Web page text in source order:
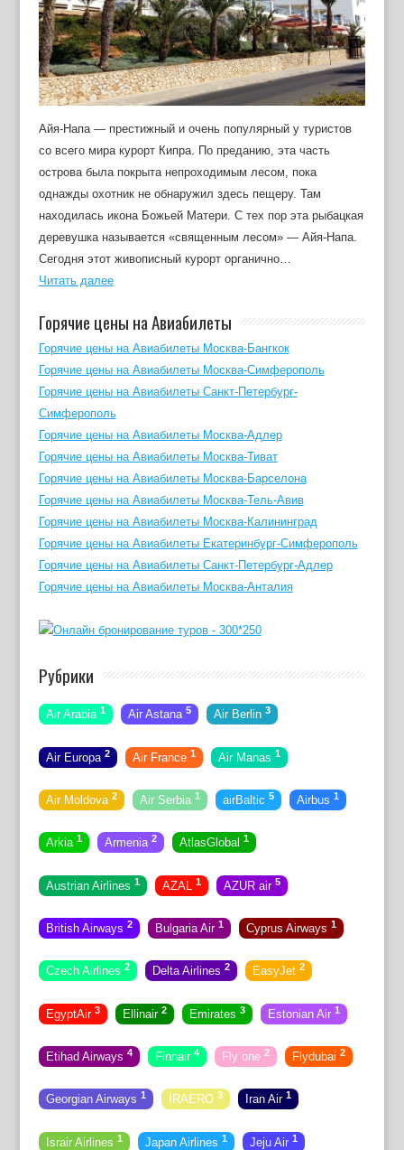
Айя-Напа — престижный и очень популярный у туристов
со всего мира курорт Кипра. По преданию, эта часть
острова была покрыта непроходимым лесом, пока
однажды охотник не обнаружил здесь пещеру. Там
находилась икона Божьей Матери. С тех пор эта рыбацкая
деревушка называется «священным лесом» — Айя-Напа.
Сегодня этот живописный курорт органично…
Читать далее
Горячие цены на Авиабилеты
Горячие цены на Авиабилеты Москва-Бангкок
Горячие цены на Авиабилеты Москва-Симферополь
Горячие цены на Авиабилеты Санкт-Петербург-
Симферополь
Горячие цены на Авиабилеты Москва-Адлер
Горячие цены на Авиабилеты Москва-Тиват
Горячие цены на Авиабилеты Москва-Барселона
Горячие цены на Авиабилеты Москва-Тель-Авив
Горячие цены на Авиабилеты Москва-Калининград
Горячие цены на Авиабилеты Екатеринбург-Симферополь
Горячие цены на Авиабилеты Санкт-Петербург-Адлер
Горячие цены на Авиабилеты Москва-Анталия
Рубрики
Air Arabia 1 Air Astana 5 Air Berlin 3
Air Europa 2 Air France 1 Air Manas 1
Air Moldova 2 Air Serbia 1 airBaltic 5 Airbus 1
Arkia 1 Armenia 2 AtlasGlobal 1
Austrian Airlines 1 AZAL 1 AZUR air 5
British Airways 2 Bulgaria Air 1 Cyprus Airways 1
Czech Airlines 2 Delta Airlines 2 EasyJet 2
EgyptAir 3 Ellinair 2 Emirates 3 Estonian Air 1
Etihad Airways 4 Finnair 4 Fly one 2 Flydubai 2
Georgian Airways 1 IRAERO 3 Iran Air 1
Israir Airlines 1 Japan Airlines 1 Jeju Air 1